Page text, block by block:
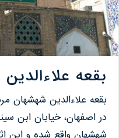
بقعه
بقعه علاءالدین شهشهان
در اصفهان، خیابان ابن